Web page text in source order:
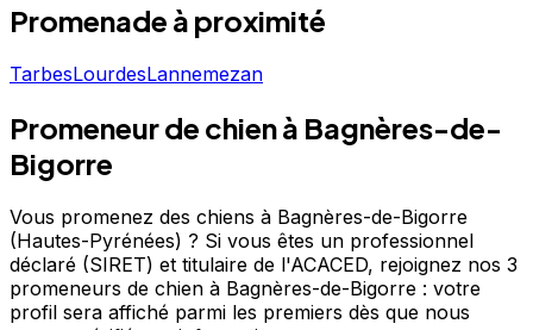
Promenade à proximité
TarbesLourdesLannemezan
Promeneur de chien à Bagnères-de-
Bigorre
Vous promenez des chiens à Bagnères-de-Bigorre
(Hautes-Pyrénées) ? Si vous êtes un professionnel
déclaré (SIRET) et titulaire de l'ACACED, rejoignez nos 3
promeneurs de chien à Bagnères-de-Bigorre : votre
profil sera affiché parmi les premiers dès que nous